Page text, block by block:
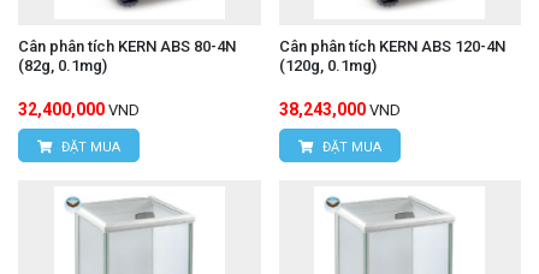
Cân phân tích KERN ABS 80-4N
(82g, 0.1mg)
32,400,000 VND
ĐẶT MUA
Cân phân tích KERN ABS 120-4N
(120g, 0.1mg)
38,243,000 VND
ĐẶT MUA